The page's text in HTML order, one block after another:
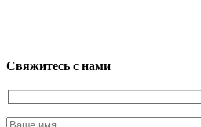
Свяжитесь с нами